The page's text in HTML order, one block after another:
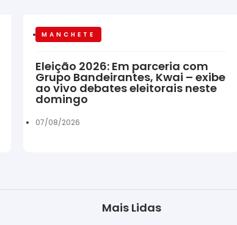
MANCHETE
Eleição 2026: Em parceria com
Grupo Bandeirantes, Kwai – exibe
ao vivo debates eleitorais neste
domingo
07/08/2026
Mais Lidas